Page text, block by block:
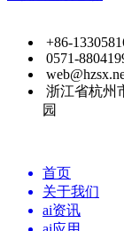
+86-
0571-
浙江省杭州
园
首页
关于我们
ai资讯